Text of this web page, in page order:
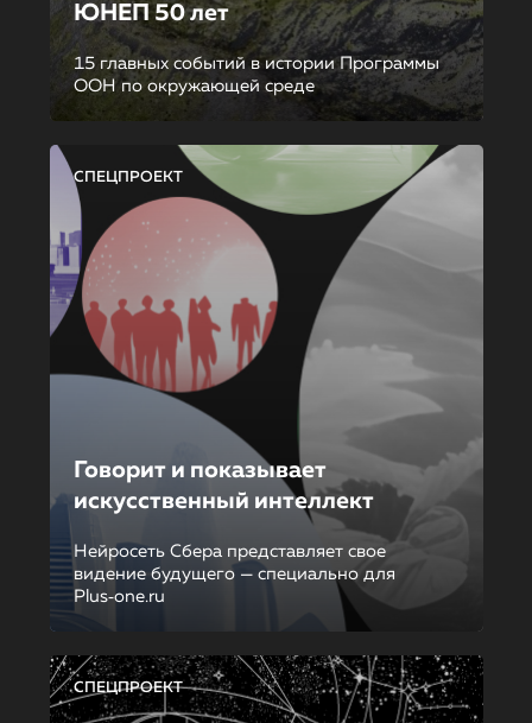
ЮНЕП 50 лет
15 главных событий в истории Программы
ООН по окружающей среде
СПЕЦПРОЕКТ
Говорит и показывает
искусственный интеллект
Нейросеть Сбера представляет свое
видение будущего — специально для
Plus‑one.ru
СПЕЦПРОЕКТ